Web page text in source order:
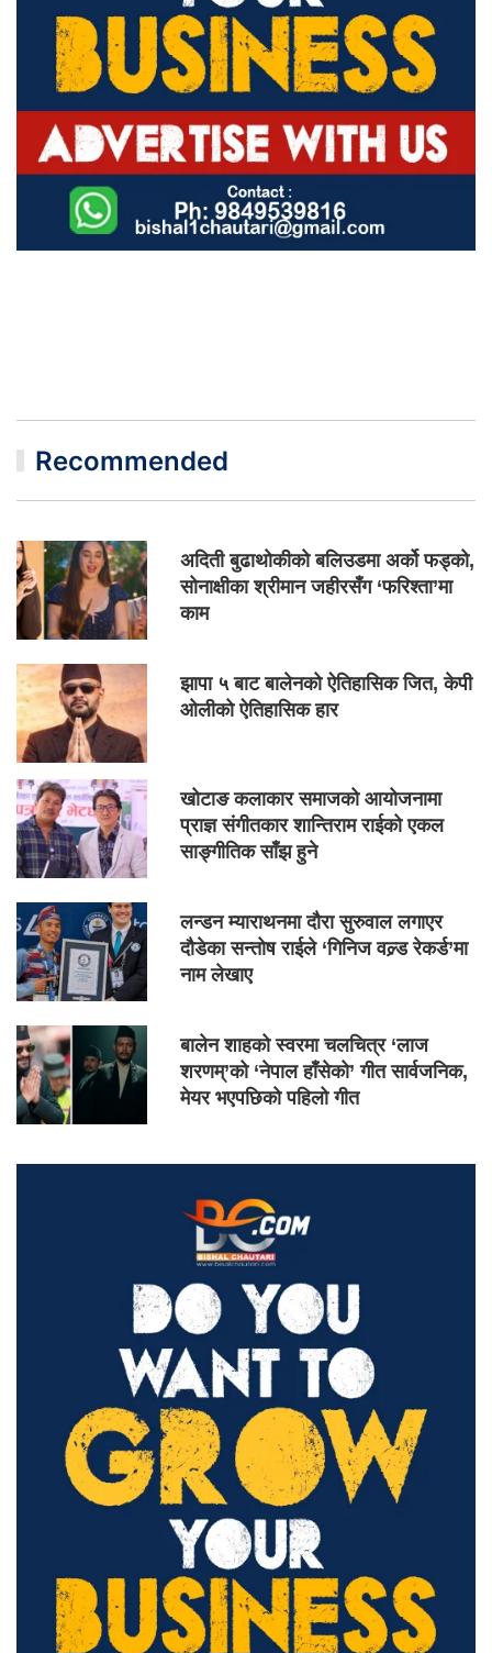
Recommended
अदिती बुढाथोकीको बलिउडमा अर्को फड्को,
सोनाक्षीका श्रीमान जहीरसँग ‘फरिश्ता’मा
काम
झापा ५ बाट बालेनको ऐतिहासिक जित, केपी
ओलीको ऐतिहासिक हार
खोटाङ कलाकार समाजको आयोजनामा
प्राज्ञ संगीतकार शान्तिराम राईको एकल
साङ्गीतिक साँझ हुने
लन्डन म्याराथनमा दौरा सुरुवाल लगाएर
दौडेका सन्तोष राईले ‘गिनिज वल्र्ड रेकर्ड’मा
नाम लेखाए
बालेन शाहको स्वरमा चलचित्र ‘लाज
शरणम्’को ‘नेपाल हाँसेको’ गीत सार्वजनिक,
मेयर भएपछिको पहिलो गीत